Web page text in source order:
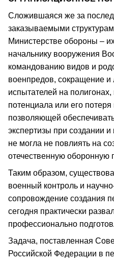
Сложившаяся же за
заказываемыми
Министерстве обороны –
начальнику вооружения
командованию видов и
военпредов, сокращение
испытателей на
потенциала или его
позволяющей
экспертизы при создании
не могла не повлиять на
отечественную
Таким образом,
военный контроль и
сопровождение создания
сегодня практически
профессионально
Задача, поставленная
Российской Федерации в